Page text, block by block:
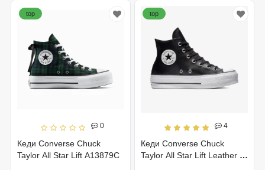
0
Кеди Converse Chuck
Taylor All Star Lift A13879C
top
4
Кеди Converse Chuck
Taylor All Star Lift Leather Hi
top